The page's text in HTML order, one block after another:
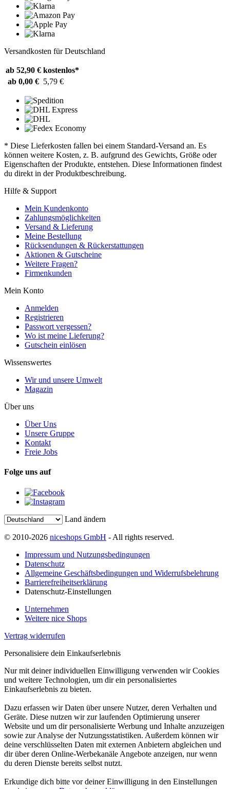
Versandkosten für Deutschland
ab 52,90 € kostenlos*
ab 0,00 € 5,79 €
* Diese Lieferkosten fallen bei einem Standard-Versand an. Es
können weitere Kosten, z. B. aufgrund des Gewichts, Größe oder
Eigenschaften der Produkte, entstehen. Diese Informationen findest
du direkt in der Produktbeschreibung.
Hilfe & Support
Mein Kundenkonto
Zahlungsmöglichkeiten
Versand & Lieferung
Meine Bestellung
Rücksendungen & Rückerstattungen
Aktionen & Gutscheine
Weitere Fragen?
Firmenkunden
Mein Konto
Anmelden
Registrieren
Passwort vergessen?
Wo ist meine Lieferung?
Gutschein einlösen
Wissenswertes
Wir und unsere Umwelt
Magazin
Über uns
Über Uns
Unsere Gruppe
Kontakt
Freie Jobs
Folge uns auf
Land ändern
© 2010-2026 niceshops GmbH - All rights reserved.
Impressum und Nutzungsbedingungen
Datenschutz
Allgemeine Geschäftsbedingungen und Widerrufsbelehrung
Barrierefreiheitserklärung
Datenschutz-Einstellungen
Unternehmen
Weitere nice Shops
Vertrag widerrufen
Personalisiere dein Einkaufserlebnis
Nur mit deiner individuellen Einwilligung verwenden wir Cookies
und weitere Technologien, um dir ein personalisiertes
Einkaufserlebnis zu bieten.
Dazu erfassen wir Daten über unsere Nutzer, deren Verhalten und
Geräte. Diese nutzen wir zur laufenden Optimierung unserer
Website und um dir personalisierte Werbung und Inhalte anzuzeigen
sowie zur Analyse der Nutzungsstatistiken. Außerdem können wir
deine verschlüsselten Daten mit externen Anbietern abgleichen und
dir über deren Online-Werbekanäle Angebote anzeigen, nur wenn
du deren Dienste bereits selbst nutzt.
Erkundige dich bitte vor deiner Einwilligung in den Einstellungen